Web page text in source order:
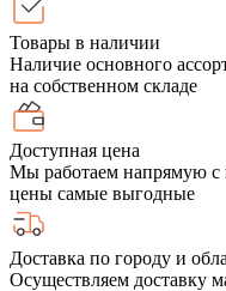
Товары в наличии
Наличие основного
на собственном складе
Доступная цена
Мы работаем напрямую с
цены самые выгодные
Доставка по городу и
Осуществляем доставку